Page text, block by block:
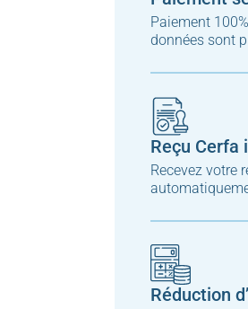
Paiement
données sont
Reçu Cerfa
Recevez votre
Réduction